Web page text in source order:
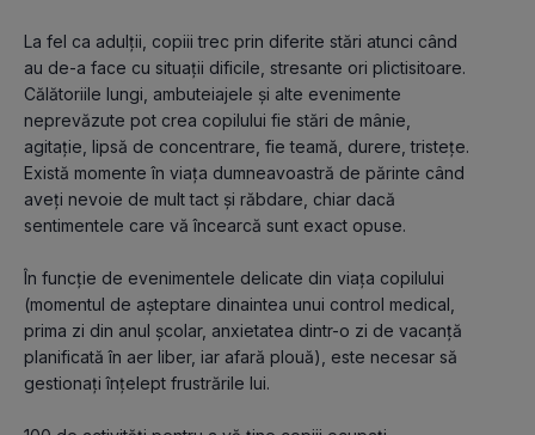
La fel ca adulții, copiii trec prin diferite stări atunci când
au de-a face cu situații dificile, stresante ori plictisitoare.
Călătoriile lungi, ambuteiajele și alte evenimente
neprevăzute pot crea copilului fie stări de mânie,
agitație, lipsă de concentrare, fie teamă, durere, tristețe.
Există momente în viața dumneavoastră de părinte când
aveți nevoie de mult tact și răbdare, chiar dacă
sentimentele care vă încearcă sunt exact opuse.
În funcție de evenimentele delicate din viața copilului
(momentul de așteptare dinaintea unui control medical,
prima zi din anul școlar, anxietatea dintr-o zi de vacanță
planificată în aer liber, iar afară plouă), este necesar să
gestionați înțelept frustrările lui.